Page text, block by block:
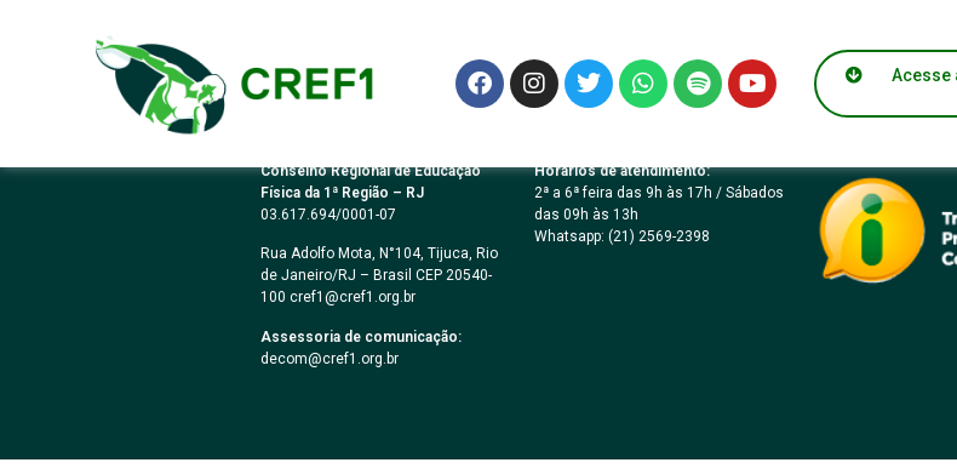
Acesse
PREGÃO ELETRÔNICO Nº 05/2023
Conselho Regional de Educação
Física da 1ª Região – RJ
03.617.694/0001-07
Rua Adolfo Mota, N°104, Tijuca, Rio
de Janeiro/RJ – Brasil CEP 20540-
100 cref1@cref1.org.br
Assessoria de comunicação:
decom@cref1.org.br
Horários de atendimento:
2ª a 6ª feira das 9h às 17h / Sábados
das 09h às 13h
Whatsapp: (21) 2569-2398